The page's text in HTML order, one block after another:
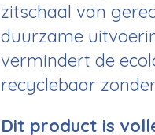
zitschaal van
duurzame
vermindert de
recyclebaar
Dit product is